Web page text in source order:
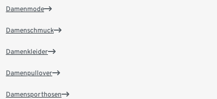
Damenmode
Damenschmuck
Damenkleider
Damenpullover
Damensporthosen